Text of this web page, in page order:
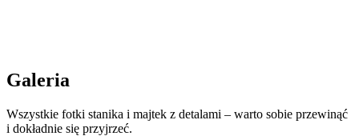
Galeria
Wszystkie fotki stanika i majtek z detalami – warto sobie przewinąć
i dokładnie się przyjrzeć.